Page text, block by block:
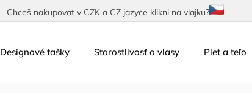
Chceš nakupovat v CZK a CZ jazyce klikni na vlajku?
Designové tašky Starostlivosť o vlasy Pleť a teľo